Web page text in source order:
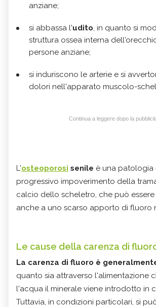
anziane;
si abbassa l'udito, in quanto si
struttura ossea interna
persone anziane;
si induriscono le arterie e si
dolori nell'apparato muscolo-
Continua a leggere dopo la
L'osteoporosi senile è una patologia
progressivo impoverimento della
calcio dello scheletro, che può
anche a uno scarso apporto di fluoro
Le cause della carenza di
La carenza di fluoro è
quanto sia attraverso l'alimentazione
l'acqua il minerale viene introdotto in
Tuttavia, in condizioni particolari, si